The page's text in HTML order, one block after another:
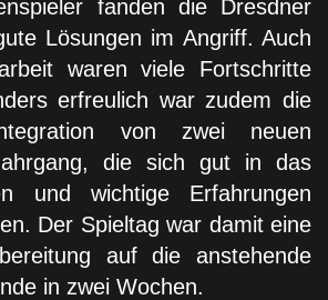
fanden die Dresdner
Lösungen im Angriff. Auch
waren viele Fortschritte
erfreulich war zudem die
von zwei neuen
die sich gut in das
und wichtige Erfahrungen
Der Spieltag war damit eine
auf die anstehende
in zwei Wochen.